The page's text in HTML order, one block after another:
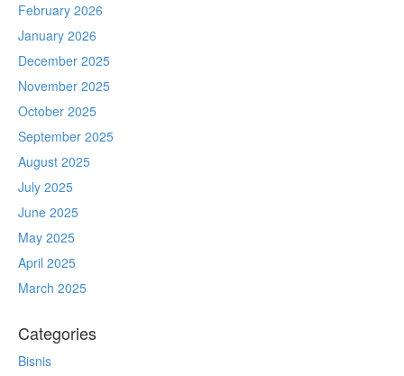
February 2026
January 2026
December 2025
November 2025
October 2025
September 2025
August 2025
July 2025
June 2025
May 2025
April 2025
March 2025
Categories
Bisnis